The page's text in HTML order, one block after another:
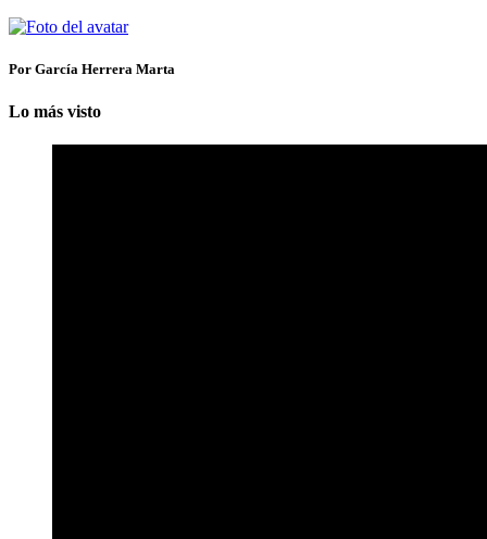
Por García Herrera Marta
Lo más visto